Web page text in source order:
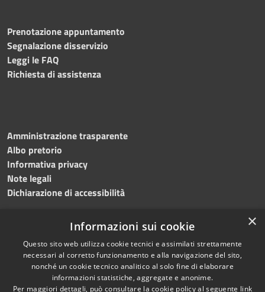
Prenotazione appuntamento
Segnalazione disservizio
Leggi le FAQ
Richiesta di assistenza
Amministrazione trasparente
Albo pretorio
Informativa privacy
Note legali
Dichiarazione di accessibilità
RSS
Accessibilità
Copyright © 2024 •
Comune diGrottaminarda
• Powered byMunicipium
×
Informazioni sui cookie
Questo sito web utilizza cookie tecnici e assimilati strettamente
necessari al corretto funzionamento e alla navigazione del sito,
nonché un cookie tecnico analitico al solo fine di elaborare
informazioni statistiche, aggregate e anonime.
Per maggiori dettagli, può consultare la cookie policy al seguente link